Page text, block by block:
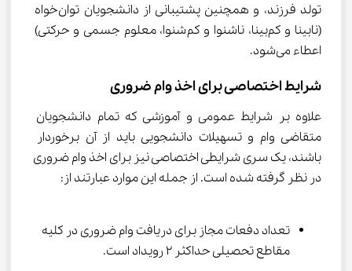
تولد فرزند، و همچنین پشتیبانی از دانشجویان توان‌خواه
(نابینا و کم‌بینا، ناشنوا و کم‌شنوا، معلوم جسمی و حرکتی)
اعطاء می‌شود.
شرایط اختصاصی برای اخذ وام ضروری
علاوه بر شرایط عمومی و آموزشی که تمام دانشجویان
متقاضی وام و تسهیلات دانشجویی باید از آن برخوردار
باشند، یک سری شرایطی اختصاصی نیز برای اخذ وام ضروری
در نظر گرفته شده است. از جمله این موارد عبارتند از:
تعداد دفعات مجاز برای دریافت وام ضروری در کلیه
مقاطع تحصیلی حداکثر 2 رویداد است.